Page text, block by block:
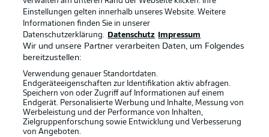
Siegesserie
Union Berlin hat im April alle vier Bundesliga-Spiele
gewonnen und stellte mit dieser Siegesserie einen
neuen Vereinsrekord auf (nur Bayern hat aktuell eine
längere Siegesserie). Zudem kommen die Eisernen auf
Einstellungen gelten innerhalb unseres Website. Weitere
Informationen finden Sie in unserer
Datenschutzerklärung.
Datenschutz Impressum
Wir und unsere Partner verarbeiten Daten, um Folgendes
bereitzustellen:
Verwendung genauer Standortdaten.
Endgeräteeigenschaften zur Identifikation aktiv abfragen.
Speichern von oder Zugriff auf Informationen auf einem
Endgerät. Personalisierte Werbung und Inhalte, Messung von
Werbeleistung und der Performance von Inhalten,
Zielgruppenforschung sowie Entwicklung und Verbesserung
von Angeboten.